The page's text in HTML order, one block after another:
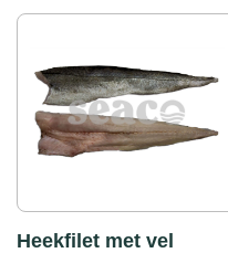
Heekfilet met vel